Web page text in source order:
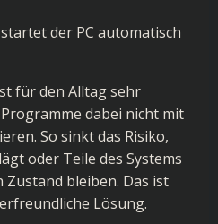
der PC automatisch
für den Alltag sehr
dabei nicht mit
So sinkt das Risiko,
oder Teile des Systems
bleiben. Das ist
Lösung.